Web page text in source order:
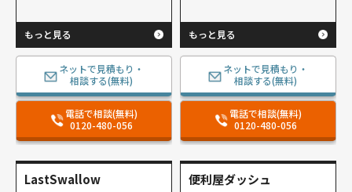
もっと見る
ネットで見積もり・
相談する(無料)
電話で相談(無料)
0120-480-056
もっと見る
ネットで見積もり・
相談する(無料)
電話で相談(無料)
0120-480-056
LastSwallow 便利屋ダッシュ